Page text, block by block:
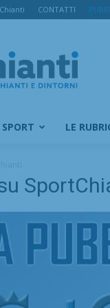
CONTATTI
SPORT LE